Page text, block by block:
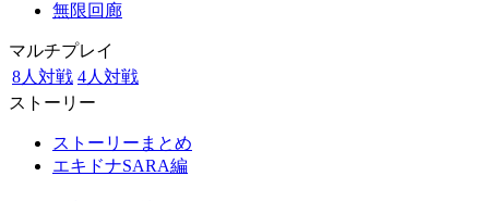
無限回廊
マルチプレイ
8人対戦 4人対戦
ストーリー
ストーリーまとめ
エキドナSARA編